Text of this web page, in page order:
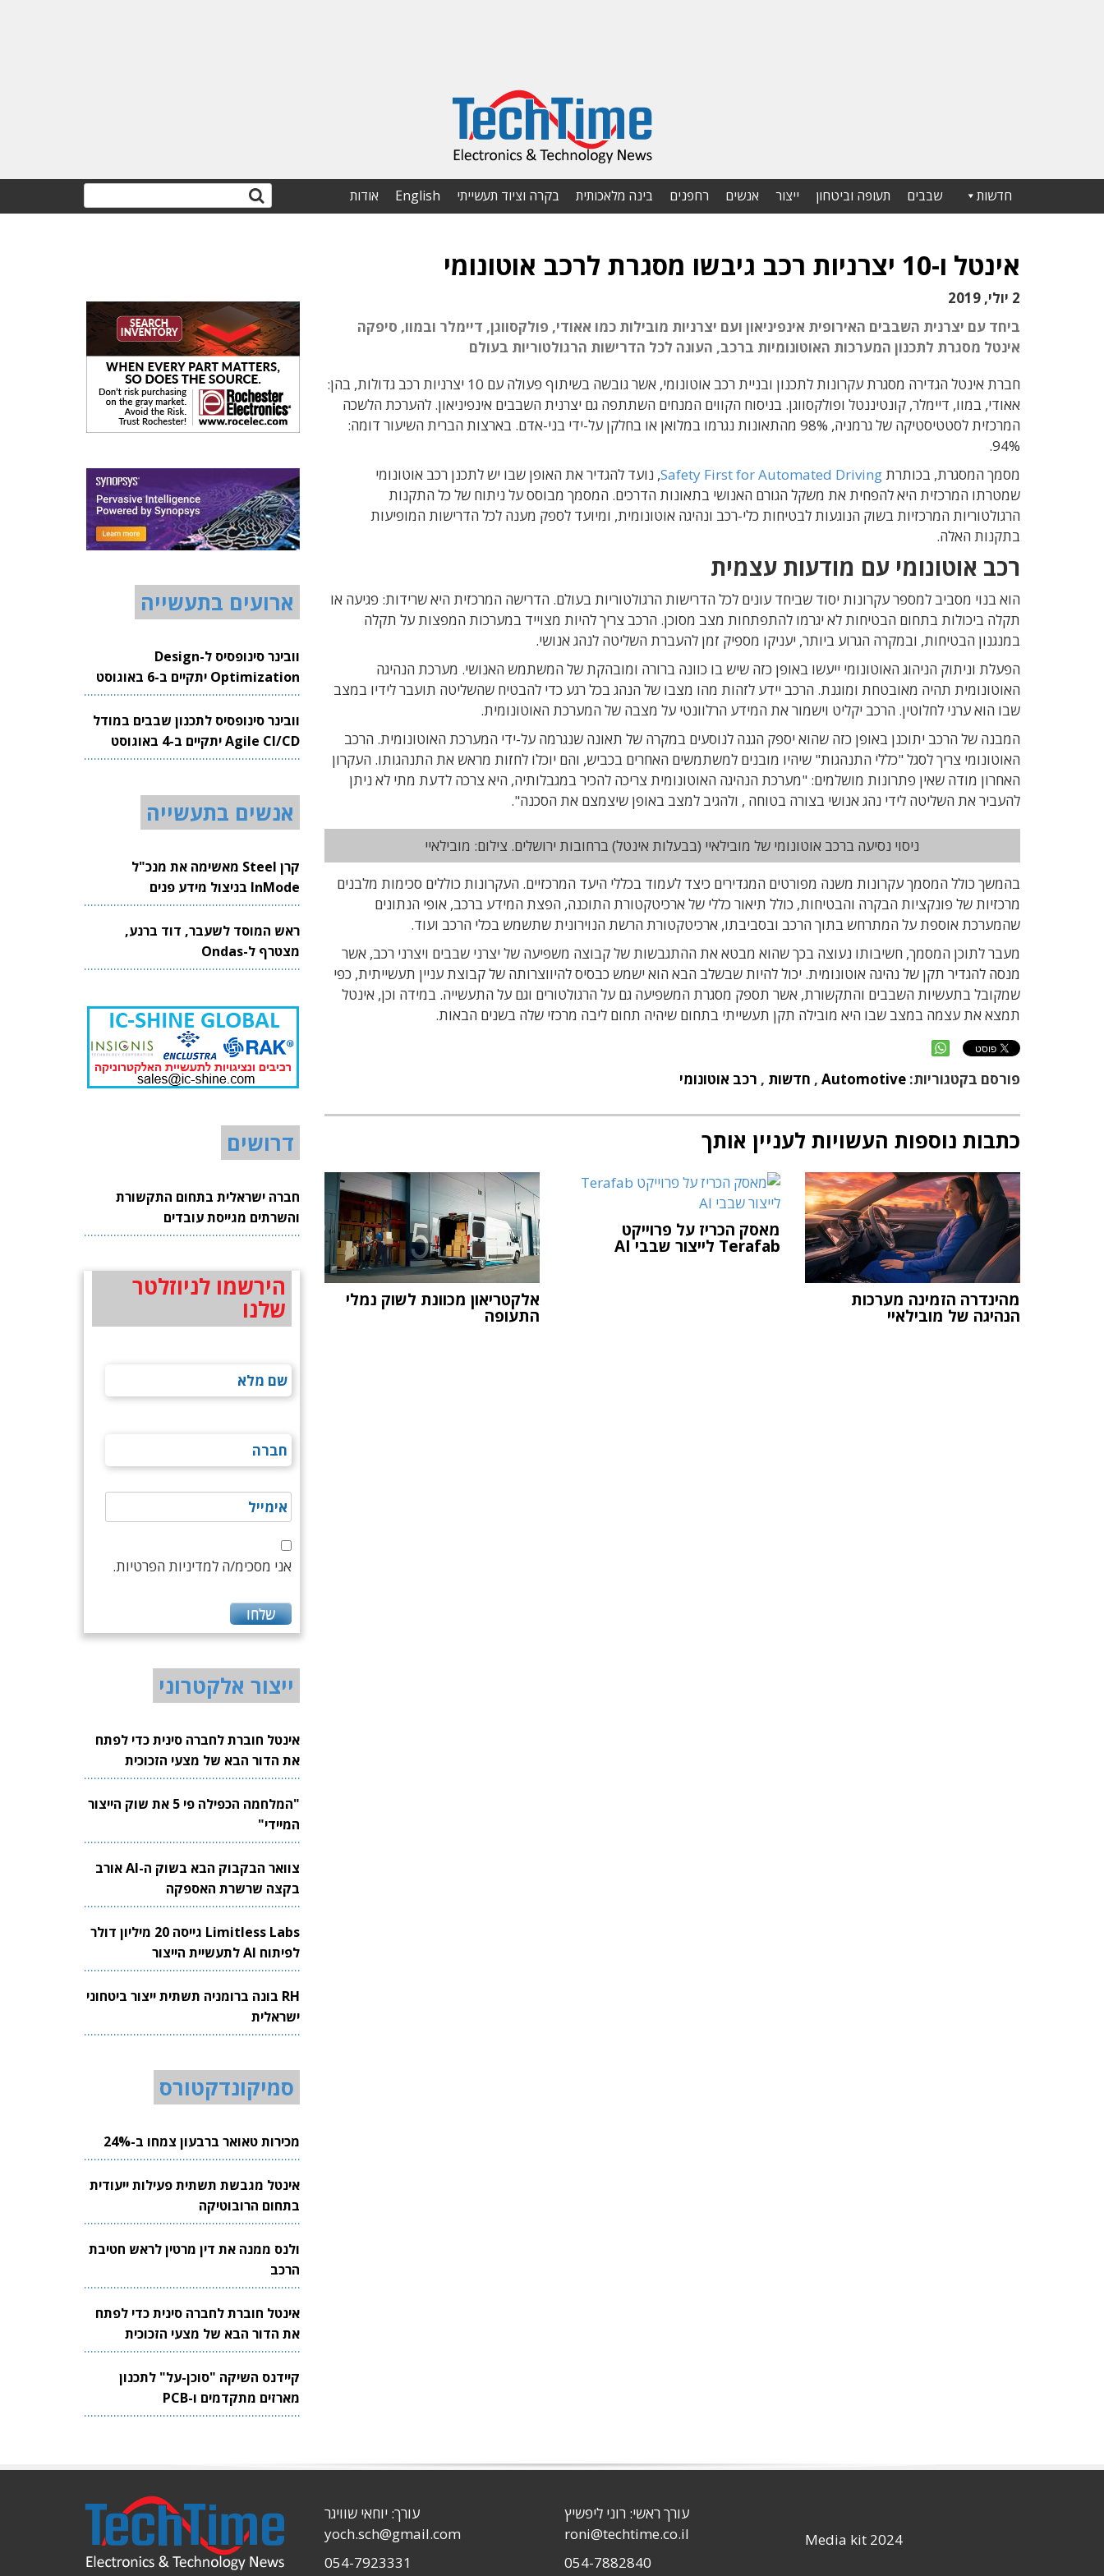
חדשות שבבים תעופה וביטחון ייצור אנשים רחפנים בינה מלאכותית בקרה וציוד תעשייתי English אודות
אינטל ו-10 יצרניות רכב גיבשו מסגרת לרכב אוטונומי
2 יולי, 2019
ביחד עם יצרנית השבבים האירופית אינפיניאון ועם יצרניות מובילות כמו אאודי, פולקסווגן, דיימלר ובמוו, סיפקה
אינטל מסגרת לתכנון המערכות האוטונומיות ברכב, העונה לכל הדרישות הרגולטוריות בעולם
חברת אינטל הגדירה מסגרת עקרונות לתכנון ובניית רכב אוטונומי, אשר גובשה בשיתוף פעולה עם 10 יצרניות רכב גדולות, בהן:
אאודי, במוו, דיימלר, קונטיננטל ופולקסווגן. בניסוח הקווים המנחים השתתפה גם יצרנית השבבים אינפיניאון. להערכת הלשכה
המרכזית לסטטיסטיקה של גרמניה, 98% מהתאונות נגרמו במלואן או בחלקן על-ידי בני-אדם. בארצות הברית השיעור דומה:
94%.
מסמך המסגרת, בכותרת Safety First for Automated Driving, נועד להגדיר את האופן שבו יש לתכנן רכב אוטונומי
שמטרתו המרכזית היא להפחית את משקל הגורם האנושי בתאונות הדרכים. המסמך מבוסס על ניתוח של כל התקנות
הרגולטוריות המרכזיות בשוק הנוגעות לבטיחות כלי-רכב ונהיגה אוטונומית, ומיועד לספק מענה לכל הדרישות המופיעות
בתקנות האלה.
רכב אוטונומי עם מודעות עצמית
הוא בנוי מסביב למספר עקרונות יסוד שביחד עונים לכל הדרישות הרגולטוריות בעולם. הדרישה המרכזית היא שרידות: פגיעה או
תקלה ביכולות בתחום הבטיחות לא יגרמו להתפתחות מצב מסוכן. הרכב צריך להיות מצוייד במערכות המפצות על תקלה
במנגנון הבטיחות, ובמקרה הגרוע ביותר, יעניקו מספיק זמן להעברת השליטה לנהג אנושי.
הפעלת וניתוק הניהוג האוטונומי ייעשו באופן כזה שיש בו כוונה ברורה ומובהקת של המשתמש האנושי. מערכת הנהיגה
האוטונומית תהיה מאובטחת ומוגנת. הרכב יידע לזהות מהו מצבו של הנהג בכל רגע כדי להבטיח שהשליטה תועבר לידיו במצב
שבו הוא ערני לחלוטין. הרכב יקליט וישמור את המידע הרלוונטי על מצבה של המערכת האוטונומית.
המבנה של הרכב יתוכנן באופן כזה שהוא יספק הגנה לנוסעים במקרה של תאונה שנגרמה על-ידי המערכת האוטונומית. הרכב
האוטונומי צריך לסגל "כללי התנהגות" שיהיו מובנים למשתמשים האחרים בכביש, והם יוכלו לחזות מראש את התנהגותו. העקרון
האחרון מודה שאין פתרונות מושלמים: "מערכת הנהיגה האוטונומית צריכה להכיר במגבלותיה, היא צרכה לדעת מתי לא ניתן
להעביר את השליטה לידי נהג אנושי בצורה בטוחה , ולהגיב למצב באופן שיצמצם את הסכנה".
ניסוי נסיעה ברכב אוטונומי של מובילאיי (בבעלות אינטל) ברחובות ירושלים. צילום: מובילאיי
בהמשך כולל המסמך עקרונות משנה מפורטים המגדירים כיצד לעמוד בכללי היעד המרכזיים. העקרונות כוללים סכימות מלבנים
מרכזיות של פונקציות הבקרה והבטיחות, כולל תיאור כללי של ארכיטקטורת התוכנה, הפצת המידע ברכב, אופי הנתונים
שהמערכת אוספת על המתרחש בתוך הרכב ובסביבתו, ארכיטקטורת הרשת הנוירונית שתשמש בכלי הרכב ועוד.
מעבר לתוכן המסמך, חשיבותו נעוצה בכך שהוא מבטא את ההתגבשות של קבוצה משפיעה של יצרני שבבים ויצרני רכב, אשר
מנסה להגדיר תקן של נהיגה אוטונומית. יכול להיות שבשלב הבא הוא ישמש כבסיס להיווצרותה של קבוצת עניין תעשייתית, כפי
שמקובל בתעשיות השבבים והתקשורת, אשר תספק מסגרת המשפיעה גם על הרגולטורים וגם על התעשייה. במידה וכן, אינטל
תמצא את עצמה במצב שבו היא מובילה תקן תעשייתי בתחום שיהיה תחום ליבה מרכזי שלה בשנים הבאות.
פורסם בקטגוריות: Automotive
, חדשות , רכב אוטונומי
כתבות נוספות העשויות לעניין אותך
מהינדרה הזמינה מערכות
הנהיגה של מובילאיי
מאסק הכריז על פרוייקט
Terafab לייצור שבבי AI
אלקטריאון מכוונת לשוק נמלי
התעופה
ארועים בתעשייה
וובינר סינופסיס ל-Design
Optimization יתקיים ב-6 באוגוסט
2026
וובינר סינופסיס לתכנון שבבים במודל
Agile CI/CD יתקיים ב-4 באוגוסט
2026
אנשים בתעשייה
קרן Steel מאשימה את מנכ"ל
InMode בניצול מידע פנים
ראש המוסד לשעבר, דוד ברנע,
מצטרף ל-Ondas
דרושים
חברה ישראלית בתחום התקשורת
והשרתים מגייסת עובדים
הירשמו לניוזלטר
שלנו
אני מסכימ/ה למדיניות הפרטיות.
ייצור אלקטרוני
אינטל חוברת לחברה סינית כדי לפתח
את הדור הבא של מצעי הזכוכית
לשבבים
"המלחמה הכפילה פי 5 את שוק הייצור
המיידי"
צוואר הבקבוק הבא בשוק ה-AI אורב
בקצה שרשרת האספקה
Limitless Labs גייסה 20 מיליון דולר
לפיתוח AI לתעשיית הייצור
RH בונה ברומניה תשתית ייצור ביטחוני
ישראלית
סמיקונדקטורס
מכירות טאואר ברבעון צמחו ב-24%
אינטל מגבשת תשתית פעילות ייעודית
בתחום הרובוטיקה
ולנס ממנה את דין מרטין לראש חטיבת
הרכב
אינטל חוברת לחברה סינית כדי לפתח
את הדור הבא של מצעי הזכוכית
לשבבים
קיידנס השיקה "סוכן-על" לתכנון
מארזים מתקדמים ו-PCB
Media kit 2024
עורך ראשי: רוני ליפשיץ
roni@techtime.co.il
054-7882840
עורך: יוחאי שוויגר
yoch.sch@gmail.com
054-7923331